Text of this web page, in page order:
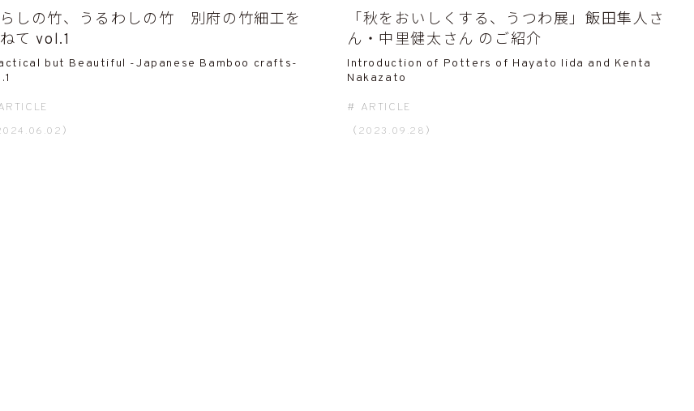
しの竹、うるわしの竹 別府の竹細工を
て vol.1
but Beautiful -Japanese Bamboo crafts-
）
「秋をおいしくする、うつわ展」飯田隼人さ
ん・中里健太さん のご紹介
Introduction of Potters of Hayato Iida and Kenta
Nakazato
ARTICLE
（2023.09.28）